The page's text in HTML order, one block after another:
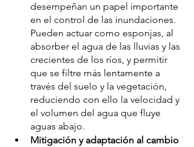
desempeñan un papel importante
en el control de las inundaciones.
Pueden actuar como esponjas, al
absorber el agua de las lluvias y las
crecientes de los ríos, y permitir
que se filtre más lentamente a
través del suelo y la vegetación,
reduciendo con ello la velocidad y
el volumen del agua que fluye
aguas abajo.
Mitigación y adaptación al cambio